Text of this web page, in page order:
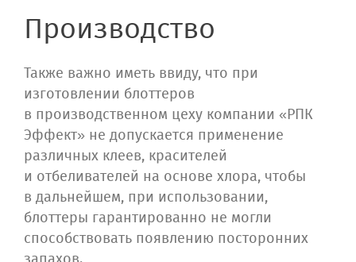
Производство
Также важно иметь ввиду, что при
изготовлении блоттеров
в производственном цеху компании «РПК
Эффект» не допускается применение
различных клеев, красителей
и отбеливателей на основе хлора, чтобы
в дальнейшем, при использовании,
блоттеры гарантированно не могли
способствовать появлению посторонних